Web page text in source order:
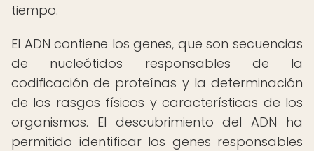
tiempo.
El ADN contiene los genes, que son secuencias
de nucleótidos responsables de la
codificación de proteínas y la determinación
de los rasgos físicos y características de los
organismos. El descubrimiento del ADN ha
permitido identificar los genes responsables